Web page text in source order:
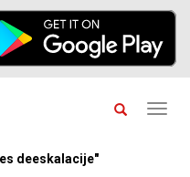
deeskalacije"